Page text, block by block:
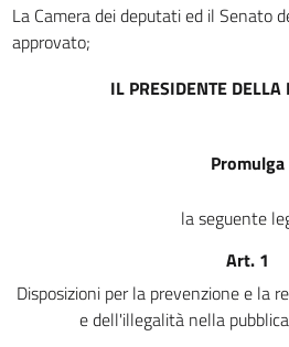
La Camera dei deputati ed il Senato
approvato;
IL PRESIDENTE DELLA
Promulga
la seguente
Art. 1
Disposizioni per la prevenzione e la
e dell'illegalità nella